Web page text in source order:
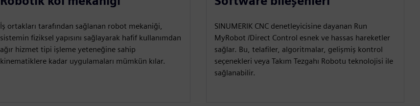
İş ortakları tarafından sağlanan robot mekaniği,
sistemin fiziksel yapısını sağlayarak hafif kullanımdan
ağır hizmet tipi işleme yeteneğine sahip
kinematiklere kadar uygulamaları mümkün kılar.
SINUMERIK CNC denetleyicisine dayanan Run
MyRobot /Direct Control esnek ve hassas hareketler
sağlar. Bu, telafiler, algoritmalar, gelişmiş kontrol
seçenekleri veya Takım Tezgahı Robotu teknolojisi ile
sağlanabilir.